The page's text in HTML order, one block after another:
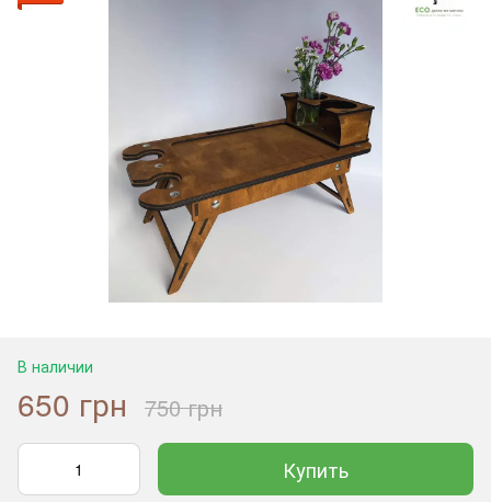
В наличии
650 грн 750 грн
Купить